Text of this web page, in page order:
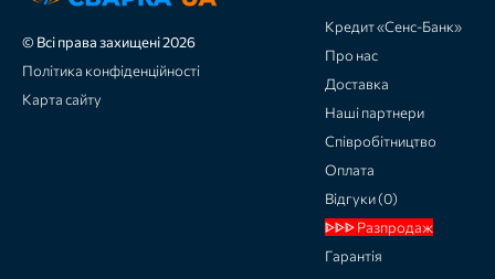
© Всі права захищені 2026
Політика конфіденційності
Карта сайту
Кредит «Сенс-Банк»
Про нас
Доставка
Наші партнери
Співробітництво
Оплата
Відгуки (0)
ᐈᐈᐈ Разпродаж
Гарантія